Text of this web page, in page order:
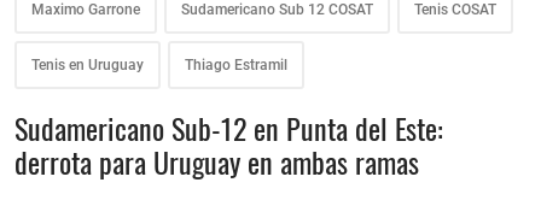
Maximo Garrone Sudamericano Sub 12 COSAT Tenis COSAT
Tenis en Uruguay Thiago Estramil
Sudamericano Sub-12 en Punta del Este:
derrota para Uruguay en ambas ramas